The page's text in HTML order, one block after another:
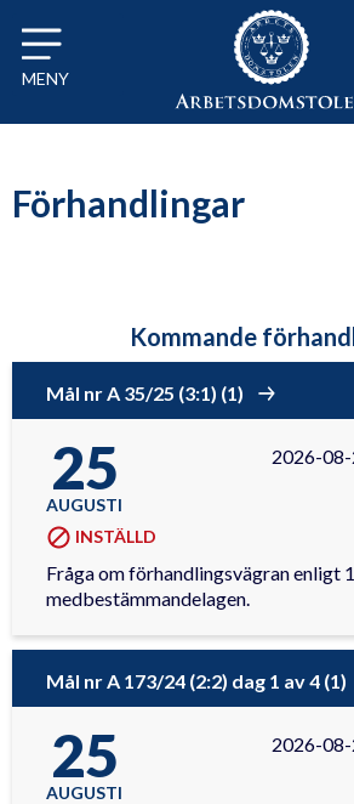
Till innehåll på sidan x
MENY
Förhandlingar
Kommande
Mål nr A 35/25 (3:1) (1)
25
AUGUSTI
INSTÄLLD
2026-
Fråga om förhandlingsvägran enligt
medbestämmandelagen.
Mål nr A 173/24 (2:2) dag 1 av 4 (1)
25
AUGUSTI
2026-